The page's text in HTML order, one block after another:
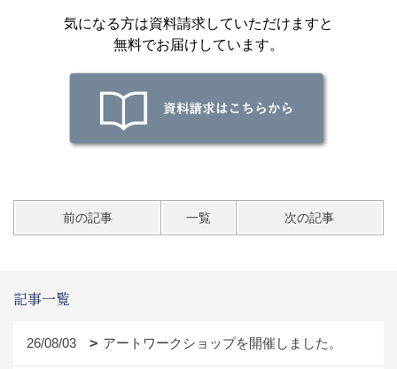
気になる方は資料請求していただけますと
無料でお届けしています。
前の記事 一覧 次の記事
記事一覧
26/08/03 アートワークショップを開催しました。